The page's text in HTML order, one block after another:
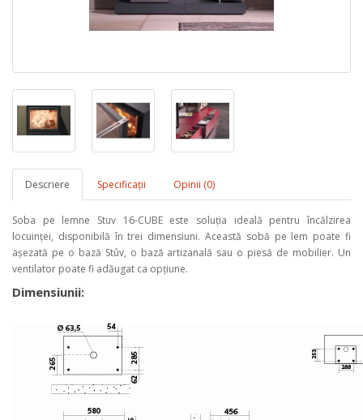
Descriere Specificaţii Opinii (0)
Soba pe lemne Stuv 16-CUBE este soluția ideală pentru încălzirea
locuinței, disponibilă în trei dimensiuni. Această sobă pe lem poate fi
așezată pe o bază Stûv, o bază artizanală sau o piesă de mobilier. Un
ventilator poate fi adăugat ca opțiune.
Dimensiunii: